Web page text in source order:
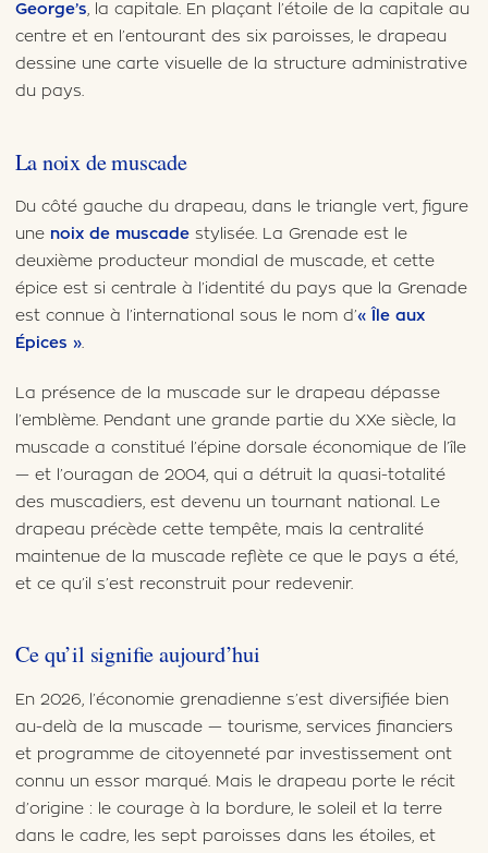
George’s, la capitale. En plaçant l’étoile de la capitale au
centre et en l’entourant des six paroisses, le drapeau
dessine une carte visuelle de la structure administrative
du pays.
La noix de muscade
Du côté gauche du drapeau, dans le triangle vert, figure
une noix de muscadestylisée. La Grenade est le
deuxième producteur mondial de muscade, et cette
épice est si centrale à l’identité du pays que la Grenade
est connue à l’international sous le nom d’« Île aux
Épices ».
La présence de la muscade sur le drapeau dépasse
l’emblème. Pendant une grande partie du XXe siècle, la
muscade a constitué l’épine dorsale économique de l’île
— et l’ouragan de 2004, qui a détruit la quasi-totalité
des muscadiers, est devenu un tournant national. Le
drapeau précède cette tempête, mais la centralité
maintenue de la muscade reflète ce que le pays a été,
et ce qu’il s’est reconstruit pour redevenir.
Ce qu’il signifie aujourd’hui
En 2026, l’économie grenadienne s’est diversifiée bien
au-delà de la muscade — tourisme, services financiers
et programme de citoyenneté par investissement ont
connu un essor marqué. Mais le drapeau porte le récit
d’origine : le courage à la bordure, le soleil et la terre
dans le cadre, les sept paroisses dans les étoiles, et